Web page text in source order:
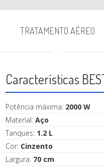
TRATAMENTO AÉREO
Características
Potência máxima: 2000 W
Material: Aço
Tanques: 1.2 L
Cor: Cinzento
Largura: 70 cm